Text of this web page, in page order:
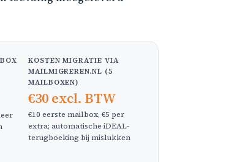
KOSTEN MIGRATIE VIA
MAILMIGREREN.NL (5
MAILBOXEN)
€30 excl. BTW
€10 eerste mailbox, €5 per
extra; automatische iDEAL-
terugboeking bij mislukken